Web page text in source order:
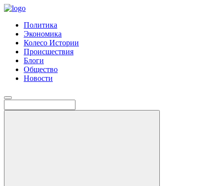
Политика
Экономика
Колесо Истории
Происшествия
Блоги
Общество
Новости